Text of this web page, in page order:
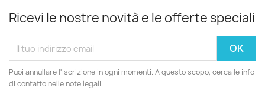
Ricevi le nostre novità e le offerte speciali
Puoi annullare l'iscrizione in ogni momenti. A questo scopo, cerca le info
di contatto nelle note legali.